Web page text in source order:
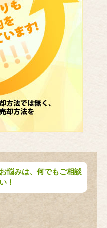
悩みは、何でもご相談
！